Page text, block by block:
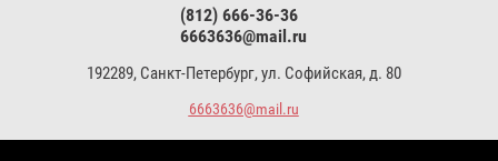
(812) 666-36-36
6663636@mail.ru
192289, Санкт-Петербург, ул. Софийская, д. 80
6663636@mail.ru